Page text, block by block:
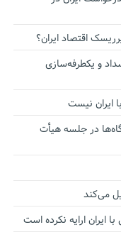
اقتصاد ایران؟
و یکطرفه‌سازی
ایران نیست
در جلسه هیأت
می‌کند
ایران ارایه نکرده است